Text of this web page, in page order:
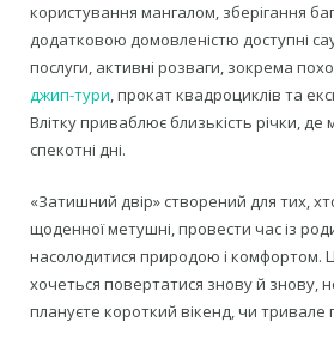
користування мангалом, зберігання
додатковою домовленістю доступні
послуги, активні розваги, зокрема
джип-тури, прокат квадроциклів та
Влітку приваблює близькість річки, де
спекотні дні.
«Затишний двір» створений для тих,
щоденної метушні, провести час із
насолодитися природою і комфортом.
хочеться повертатися знову й знову,
плануєте короткий вікенд, чи тривале